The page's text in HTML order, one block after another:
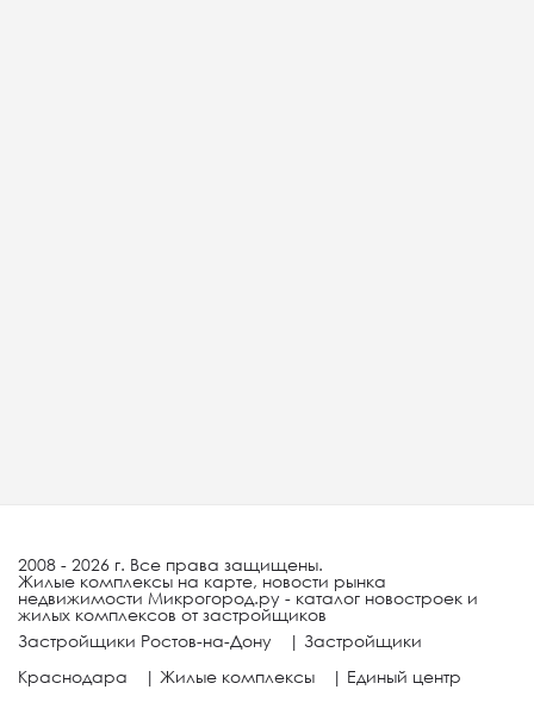
2008 - 2026 г. Все права защищены.
Жилые комплексы на карте, новости рынка
недвижимости Микрогород.ру - каталог новостроек и
жилых комплексов от застройщиков
Застройщики Ростов-на-Дону
| Застройщики
Краснодара
| Жилые комплексы | Единый центр